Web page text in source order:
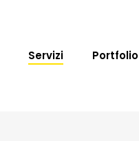
Servizi Portfolio